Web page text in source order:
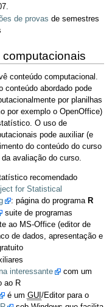
de provas de semestres
computacionais
conteúdo computacional.
conteúdo abordado pode
por planilhas
por exemplo o OpenOffice)
O uso de
pode auxiliar (e
do conteúdo do curso
avaliação do curso.
recomendado
for Statistical
: página do programa R
suite de programas
ao MS-Office (editor de
de dados, apresentação e
interessante
com um
ao R
é um GUI /Editor para o